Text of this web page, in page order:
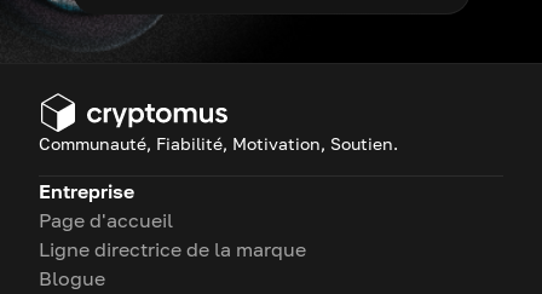
Communauté, Fiabilité, Motivation, Soutien.
Entreprise
Page d'accueil
Ligne directrice de la marque
Blogue